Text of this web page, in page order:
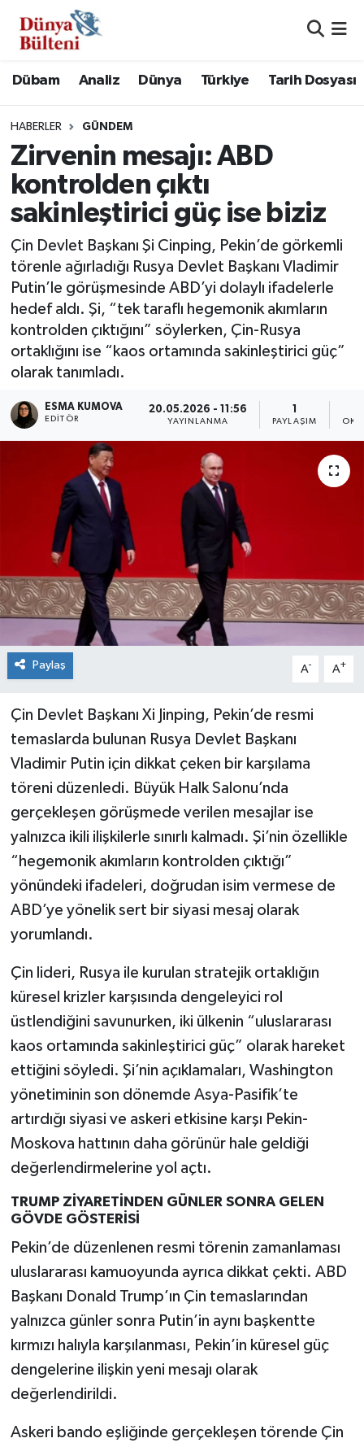
Dübam Analiz Dünya Türkiye Tarih Dosyası
HABERLER GÜNDEM
Zirvenin mesajı: ABD
kontrolden çıktı
sakinleştirici güç ise biziz
Çin Devlet Başkanı Şi Cinping, Pekin’de görkemli
törenle ağırladığı Rusya Devlet Başkanı Vladimir
Putin’le görüşmesinde ABD’yi dolaylı ifadelerle
hedef aldı. Şi, “tek taraflı hegemonik akımların
kontrolden çıktığını” söylerken, Çin-Rusya
ortaklığını ise “kaos ortamında sakinleştirici güç”
olarak tanımladı.
ESMA KUMOVA
EDITÖR
20.05.2026 - 11:56
YAYINLANMA
1
PAYLAŞIM
Paylaş A- A+
Çin Devlet Başkanı Xi Jinping, Pekin’de resmi
temaslarda bulunan Rusya Devlet Başkanı
Vladimir Putin için dikkat çeken bir karşılama
töreni düzenledi. Büyük Halk Salonu’nda
gerçekleşen görüşmede verilen mesajlar ise
yalnızca ikili ilişkilerle sınırlı kalmadı. Şi’nin özellikle
“hegemonik akımların kontrolden çıktığı”
yönündeki ifadeleri, doğrudan isim vermese de
ABD’ye yönelik sert bir siyasi mesaj olarak
yorumlandı.
Çin lideri, Rusya ile kurulan stratejik ortaklığın
küresel krizler karşısında dengeleyici rol
üstlendiğini savunurken, iki ülkenin “uluslararası
kaos ortamında sakinleştirici güç” olarak hareket
ettiğini söyledi. Şi’nin açıklamaları, Washington
yönetiminin son dönemde Asya-Pasifik’te
artırdığı siyasi ve askeri etkisine karşı Pekin-
Moskova hattının daha görünür hale geldiği
değerlendirmelerine yol açtı.
TRUMP ZİYARETİNDEN GÜNLER SONRA GELEN
GÖVDE GÖSTERİSİ
Pekin’de düzenlenen resmi törenin zamanlaması
uluslararası kamuoyunda ayrıca dikkat çekti. ABD
Başkanı Donald Trump’ın Çin temaslarından
yalnızca günler sonra Putin’in aynı başkentte
kırmızı halıyla karşılanması, Pekin’in küresel güç
dengelerine ilişkin yeni mesajı olarak
değerlendirildi.
Askeri bando eşliğinde gerçekleşen törende Çin
Hava Durumu
Namaz Vakitleri
Trafik Durumu
Süper Lig Puan Durumu ve Fikstür
Tüm Manşetler
Son Dakika Haberleri
Haber Arşivi